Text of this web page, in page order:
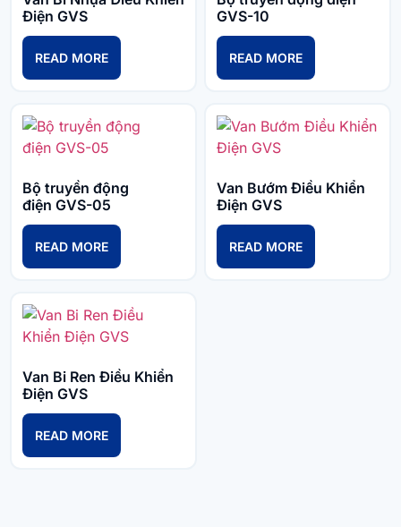
Điện GVS
READ MORE
GVS-10
READ MORE
Bộ truyền động
điện GVS-05
READ MORE
Van Bướm Điều Khiển
Điện GVS
READ MORE
Van Bi Ren Điều Khiển
Điện GVS
READ MORE